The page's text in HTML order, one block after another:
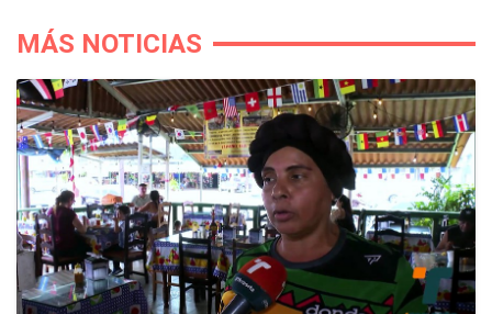
MÁS NOTICIAS